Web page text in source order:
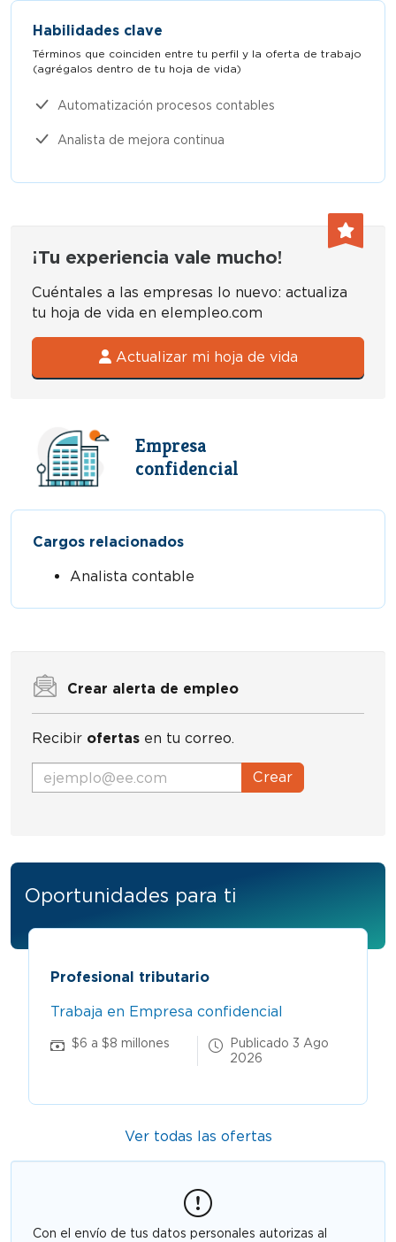
Empresa
confidencial
Cargos relacionados
Analista contable
Crear alerta de empleo
Recibir ofertas en tu correo.
Crear
Oportunidades para ti
Profesional tributario
Trabaja en Empresa confidencial
$6 a $8 millones
Publicado 3 Ago
2026
Ver todas las ofertas
Con el envío de tus datos personales autorizas al
Habilidades clave
Términos que coinciden entre tu perfil y la oferta de trabajo
(agrégalos dentro de tu hoja de vida)​
Automatización procesos contables
Analista de mejora continua
¡Tu experiencia vale mucho!
Cuéntales a las empresas lo nuevo: actualiza
tu hoja de vida en elempleo.com
Actualizar mi hoja de vida